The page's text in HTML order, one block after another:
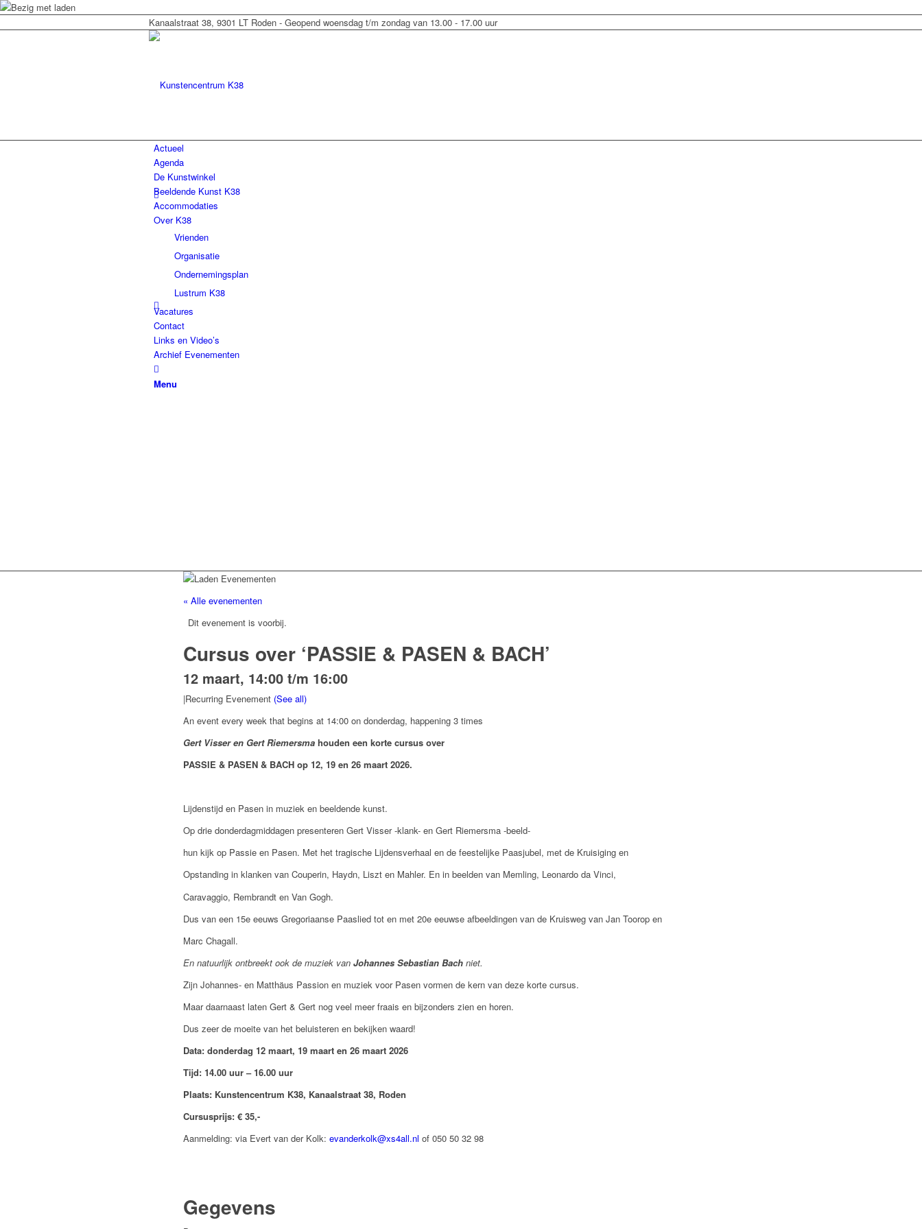
Kanaalstraat 38, 9301 LT Roden - Geopend woensdag t/m zondag van 13.00 - 17.00 uur
Actueel
Agenda
De Kunstwinkel
Beeldende Kunst K38
Accommodaties
Over K38
Vrienden
Organisatie
Ondernemingsplan
Lustrum K38
Vacatures
Contact
Links en Video’s
Archief Evenementen
Menu
« Alle evenementen
Dit evenement is voorbij.
Cursus over ‘PASSIE & PASEN & BACH’
12 maart, 14:00 t/m 16:00
|Recurring Evenement (See all)
An event every week that begins at 14:00 on donderdag, happening 3 times
Gert Visser en Gert Riemersma houden een korte cursus over
PASSIE & PASEN & BACH op 12, 19 en 26 maart 2026.
Lijdenstijd en Pasen in muziek en beeldende kunst.
Op drie donderdagmiddagen presenteren Gert Visser -klank- en Gert Riemersma -beeld-
hun kijk op Passie en Pasen. Met het tragische Lijdensverhaal en de feestelijke Paasjubel, met de Kruisiging en
Opstanding in klanken van Couperin, Haydn, Liszt en Mahler. En in beelden van Memling, Leonardo da Vinci,
Caravaggio, Rembrandt en Van Gogh.
Dus van een 15e eeuws Gregoriaanse Paaslied tot en met 20e eeuwse afbeeldingen van de Kruisweg van Jan Toorop en
Marc Chagall.
En natuurlijk ontbreekt ook de muziek van Johannes Sebastian Bach niet.
Zijn Johannes- en Matthäus Passion en muziek voor Pasen vormen de kern van deze korte cursus.
Maar daarnaast laten Gert & Gert nog veel meer fraais en bijzonders zien en horen.
Dus zeer de moeite van het beluisteren en bekijken waard!
Data: donderdag 12 maart, 19 maart en 26 maart 2026
Tijd: 14.00 uur – 16.00 uur
Plaats: Kunstencentrum K38, Kanaalstraat 38, Roden
Cursusprijs: € 35,-
Aanmelding: via Evert van der Kolk: evanderkolk@xs4all.nl of 050 50 32 98
Gegevens